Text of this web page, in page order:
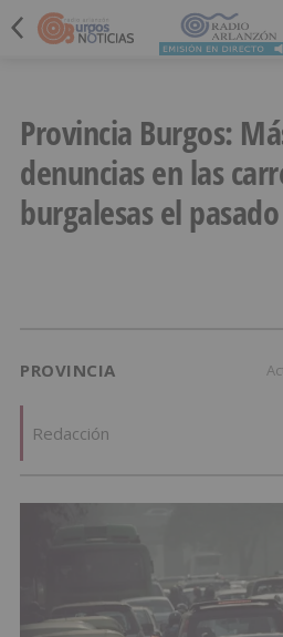
Provincia Burgos:
denuncias en las
burgalesas el
PROVINCIA
Redacción